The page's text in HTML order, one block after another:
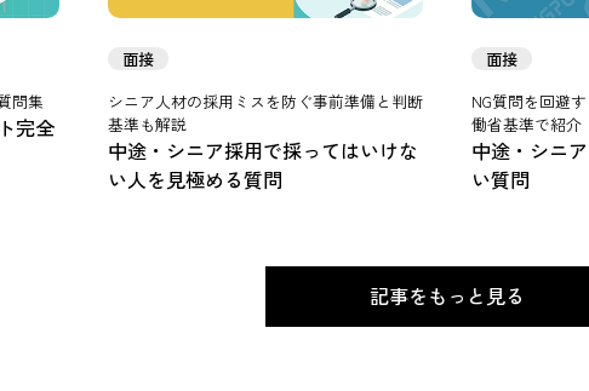
問集
完全
面接
シニア人材の採用ミスを防ぐ事前準備と判断
基準も解説
中途・シニア採用で採ってはいけな
い人を見極める質問
面接
NG質問を回避
働省基準で紹介
中途・シニ
い質問
記事をもっと見る